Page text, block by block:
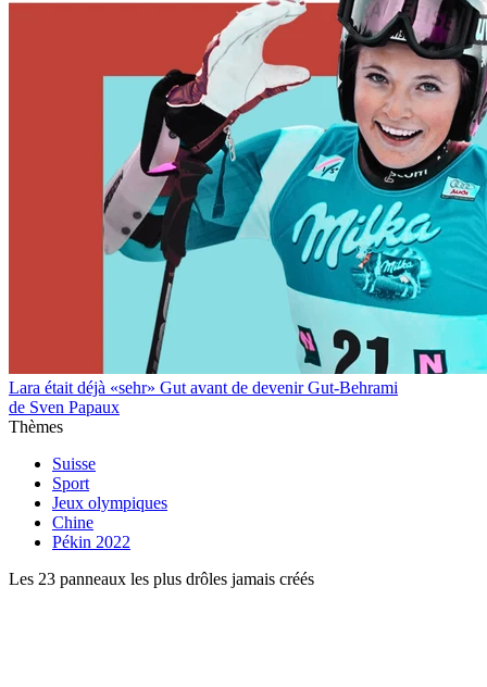
Lara était déjà «sehr» Gut avant de devenir Gut-Behrami
de Sven Papaux
Thèmes
Suisse
Sport
Jeux olympiques
Chine
Pékin 2022
Les 23 panneaux les plus drôles jamais créés